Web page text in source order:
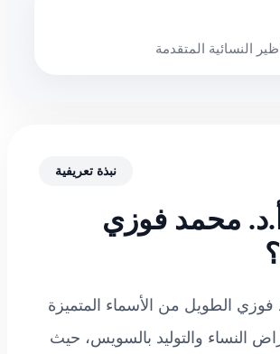
النسائية المتقدمة
نبذة تعريفية
محمد فوزي
الطويل من الأسماء المتميزة
النساء والتوليد بالسويس، حيث